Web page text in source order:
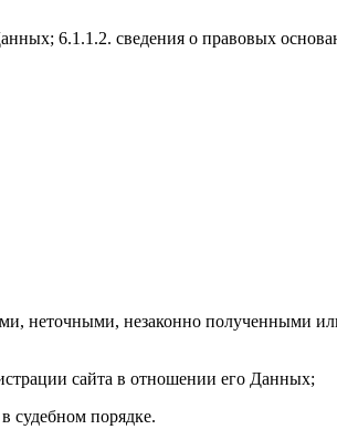
6.1.1.2. сведения о правовых
неточными, незаконно полученными
сайта в отношении его Данных;
судебном порядке.